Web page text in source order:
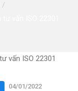
/
04/01/2022